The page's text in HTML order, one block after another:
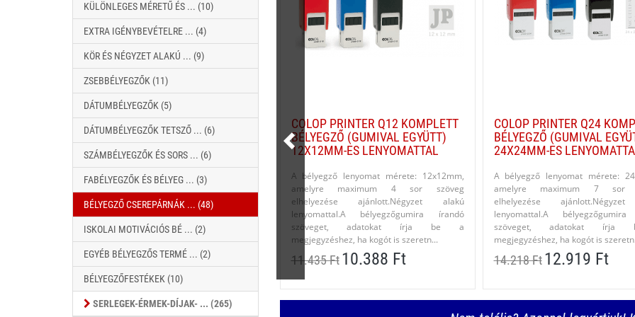
KÜLÖNLEGES MÉRETŰ ÉS ... (10)
EXTRA IGÉNYBEVÉTELRE ... (4)
KÖR ÉS NÉGYZET ALAKÚ ... (9)
ZSEBBÉLYEGZŐK (11)
DÁTUMBÉLYEGZŐK (5)
DÁTUMBÉLYEGZŐK TETSZŐ ... (6)
SZÁMBÉLYEGZŐK ÉS SORS ... (6)
FABÉLYEGZŐK ÉS BÉLYEG ... (3)
BÉLYEGZŐ CSEREPÁRNÁK ... (48)
ISKOLAI MOTIVÁCIÓS BÉ ... (2)
EGYÉB BÉLYEGZŐS TERMÉ ... (2)
BÉLYEGZŐFESTÉKEK (10)
SERLEGEK-ÉRMEK-DÍJAK- ... (265)
COLOP PRINTER Q12 KOMPLETT
BÉLYEGZŐ (GUMIVAL EGYÜTT)
12X12MM-ES LENYOMATTAL
A bélyegző lenyomat mérete: 12x12mm,
amelyre maximum 4 sor szöveg
elhelyezése ajánlott.Négyzet alakú
lenyomattal.A bélyegzőgumira írandó
szöveget, adatokat írja be a
megjegyzéshez, ha kogót is szeretn...
11.435 Ft 10.388 Ft
COLOP PRINTER Q24
BÉLYEGZŐ (GUMIVAL
24X24MM-ES
A bélyegző lenyomat mérete:
amelyre maximum 7 sor
elhelyezése
lenyomattal.A
szöveget, adatokat
megjegyzéshez, ha kogót is
14.218 Ft 12.919 Ft